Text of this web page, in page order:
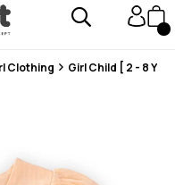
!
Ücretsiz !
Clothing Girl Child [ 2 - 8